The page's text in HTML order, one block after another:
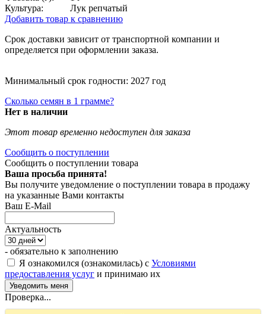
Культура:
Лук репчатый
Добавить товар к сравнению
Срок доставки зависит от транспортной компании и
определяется при оформлении заказа.
Минимальный срок годности: 2027 год
Сколько семян в 1 грамме?
Нет в наличии
Этот товар временно недоступен для заказа
Сообщить о поступлении
Сообщить о поступлении товара
Ваша просьба принята!
Вы получите уведомление о поступлении товара в продажу
на указанные Вами контакты
Ваш E-Mail
Актуальность
- обязательно к заполнению
Я ознакомился (ознакомилась) с Условиями
предоставления услуг и принимаю их
Проверка...